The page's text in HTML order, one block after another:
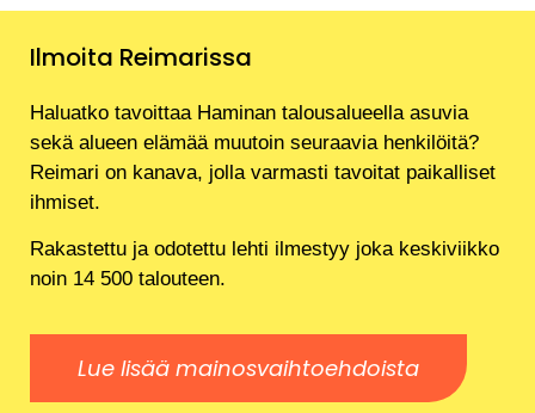
Ilmoita Reimarissa
Haluatko tavoittaa Haminan talousalueella asuvia
sekä alueen elämää muutoin seuraavia henkilöitä?
Reimari on kanava, jolla varmasti tavoitat paikalliset
ihmiset.
Rakastettu ja odotettu lehti ilmestyy joka keskiviikko
noin 14 500 talouteen.
Lue lisää mainosvaihtoehdoista